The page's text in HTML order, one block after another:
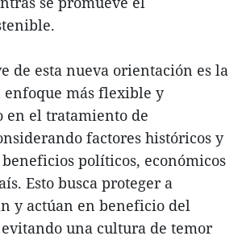
de esta nueva orientación es la
enfoque más flexible y
en el tratamiento de
factores históricos y
políticos, económicos
Esto busca proteger a
y actúan en beneficio del
una cultura de temor